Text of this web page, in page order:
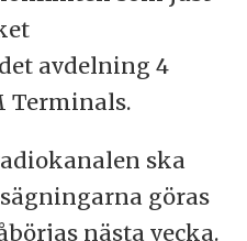
avdelning 4
Terminals.
ska
göras
nästa vecka.